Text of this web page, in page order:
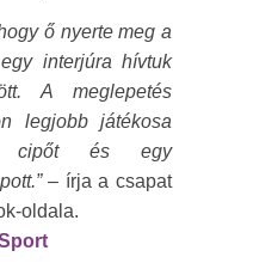
ő nyerte meg a
interjúra hívtuk
A meglepetés
legjobb játékosa
cipőt és egy
– írja a csapat
oldala.